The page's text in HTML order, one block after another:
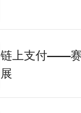
链上支付——
展